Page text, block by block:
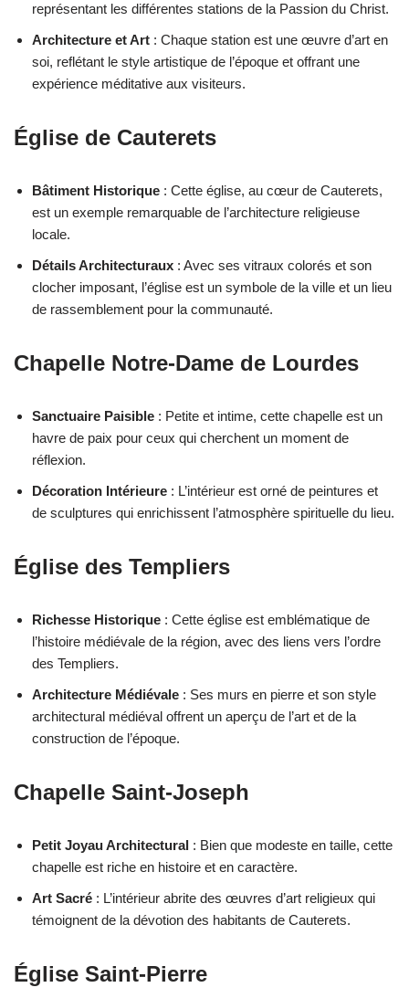
représentant les différentes stations de la Passion du Christ.
Architecture et Art : Chaque station est une œuvre d’art en
soi, reflétant le style artistique de l’époque et offrant une
expérience méditative aux visiteurs.
Église de Cauterets
Bâtiment Historique : Cette église, au cœur de Cauterets,
est un exemple remarquable de l’architecture religieuse
locale.
Détails Architecturaux : Avec ses vitraux colorés et son
clocher imposant, l’église est un symbole de la ville et un lieu
de rassemblement pour la communauté.
Chapelle Notre-Dame de Lourdes
Sanctuaire Paisible : Petite et intime, cette chapelle est un
havre de paix pour ceux qui cherchent un moment de
réflexion.
Décoration Intérieure : L’intérieur est orné de peintures et
de sculptures qui enrichissent l’atmosphère spirituelle du lieu.
Église des Templiers
Richesse Historique : Cette église est emblématique de
l’histoire médiévale de la région, avec des liens vers l’ordre
des Templiers.
Architecture Médiévale : Ses murs en pierre et son style
architectural médiéval offrent un aperçu de l’art et de la
construction de l’époque.
Chapelle Saint-Joseph
Petit Joyau Architectural : Bien que modeste en taille, cette
chapelle est riche en histoire et en caractère.
Art Sacré : L’intérieur abrite des œuvres d’art religieux qui
témoignent de la dévotion des habitants de Cauterets.
Église Saint-Pierre